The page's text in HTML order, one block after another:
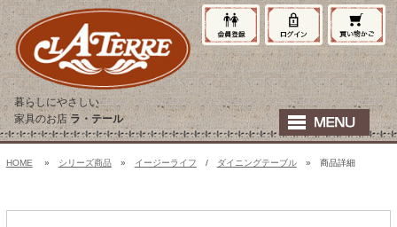
暮らしにやさしい
家具のお店ラ・テール
HOME » シリーズ商品» イージーライフ / ダイニングテーブル» 商品詳細